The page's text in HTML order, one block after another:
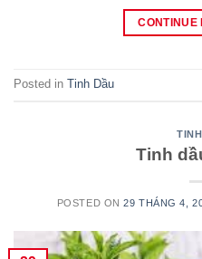
CONTINUE
Posted in Tinh Dầu
Tinh
POSTED ON29 THÁNG 4,